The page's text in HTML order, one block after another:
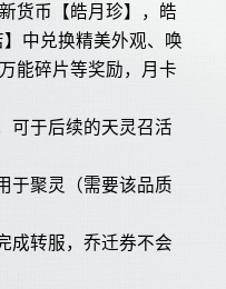
货币【皓月珍】，皓
中兑换精美外观、唤
能碎片等奖励，月卡
可于后续的天灵召活
于聚灵（需要该品质
成转服，乔迁券不会